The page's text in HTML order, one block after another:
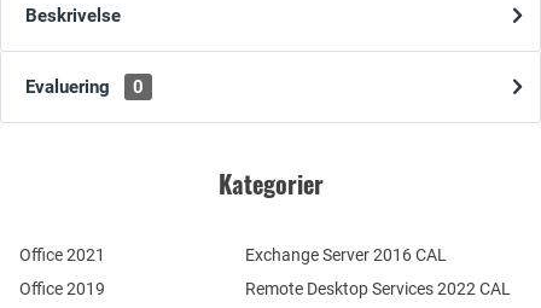
Beskrivelse
Evaluering 0
Kategorier
Office 2021
Office 2019
Remote Desktop Services 2022 CAL
Exchange Server 2016 CAL